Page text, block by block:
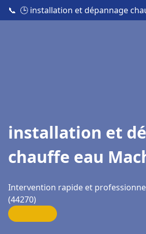
📞 🕒 installation et dépannage
installation et
chauffe eau
Intervention rapide et
(44270)